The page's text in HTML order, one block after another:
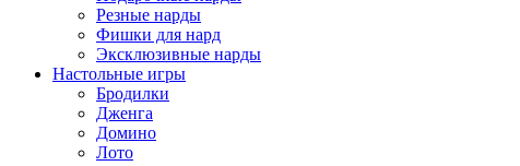
Резные нарды
Фишки для нард
Эксклюзивные нарды
Настольные игры
Бродилки
Дженга
Домино
Лото